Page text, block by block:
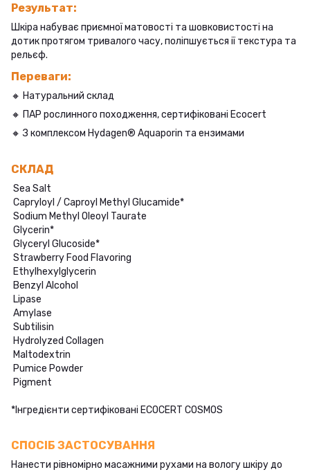
Результат:
Шкіра набуває приємної матовості та шовковистості на
дотик протягом тривалого часу, поліпшується ії текстура та
рельєф.
Переваги:
🔸 Натуральний склад
🔸 ПАР рослинного походження, сертифіковані Ecocert
🔸 З комплексом Hydagen® Aquaporin та ензимами
СКЛАД
Sea Salt
Capryloyl / Caproyl Methyl Glucamide*
Sodium Methyl Oleoyl Taurate
Glycerin*
Glyceryl Glucoside*
Strawberry Food Flavoring
Ethylhexylglycerin
Benzyl Alcohol
Lipase
Amylase
Subtilisin
Hydrolyzed Collagen
Maltodextrin
Pumice Powder
Pigment
*Інгредієнти сертифіковані ECOCERT COSMOS
СПОСІБ ЗАСТОСУВАННЯ
Нанести рівномірно масажними рухами на вологу шкіру до